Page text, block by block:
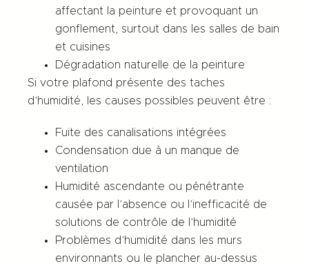
affectant la peinture et provoquant un
gonflement, surtout dans les salles de bain
et cuisines
Dégradation naturelle de la peinture
Si votre plafond présente des taches
d’humidité, les causes possibles peuvent être :
Fuite des canalisations intégrées
Condensation due à un manque de
ventilation
Humidité ascendante ou pénétrante
causée par l’absence ou l’inefficacité de
solutions de contrôle de l’humidité
Problèmes d’humidité dans les murs
environnants ou le plancher au-dessus